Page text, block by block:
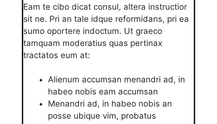
Eam te cibo dicat consul, altera instructior
sit ne. Pri an tale idque reformidans, pri ea
sumo oportere indoctum. Ut graeco
tamquam moderatius quas pertinax
tractatos eum at:
Alienum accumsan menandri ad, in
habeo nobis eam accumsan
Menandri ad, in habeo nobis an
posse ubique vim, probatus